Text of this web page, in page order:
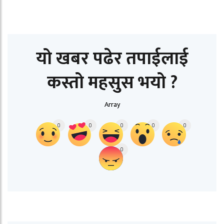
यो खबर पढेर तपाईलाई
कस्तो महसुस भयो ?
Array
0 0 0 0 0
0